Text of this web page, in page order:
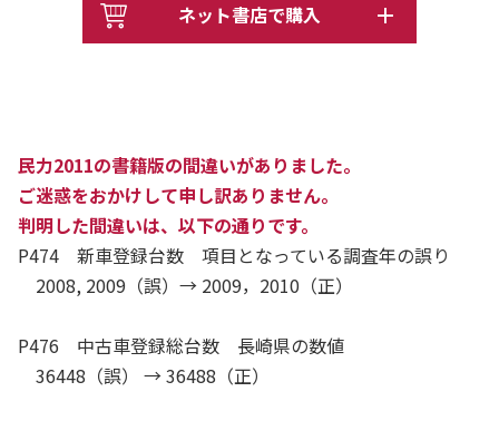
ネット書店で購入
民力2011の書籍版の間違いがありました。
ご迷惑をおかけして申し訳ありません。
判明した間違いは、以下の通りです。
P474 新車登録台数 項目となっている調査年の誤り
2008, 2009（誤）→ 2009，2010（正）
P476 中古車登録総台数 長崎県の数値
36448（誤） → 36488（正）